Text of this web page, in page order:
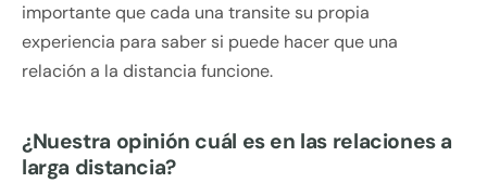
importante que cada una transite su propia
experiencia para saber si puede hacer que una
relación a la distancia funcione.
¿Nuestra opinión cuál es en las relaciones a
larga distancia?